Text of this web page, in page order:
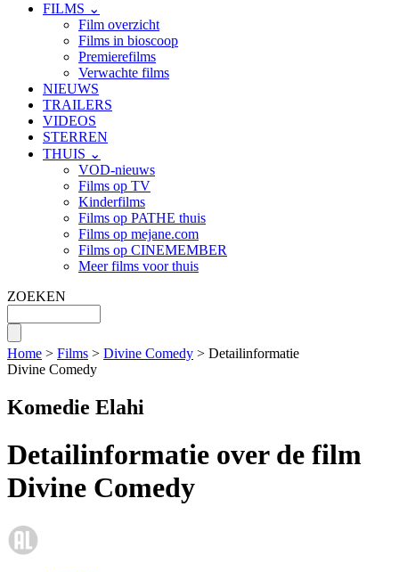
FILMS ⌄
Film overzicht
Films in bioscoop
Premierefilms
Verwachte films
NIEUWS
TRAILERS
VIDEOS
STERREN
THUIS ⌄
VOD-nieuws
Films op TV
Kinderfilms
Films op PATHE thuis
Films op mejane.com
Films op CINEMEMBER
Meer films voor thuis
ZOEKEN
Home > Films > Divine Comedy > Detailinformatie
Divine Comedy
Komedie Elahi
Detailinformatie over de film
Divine Comedy